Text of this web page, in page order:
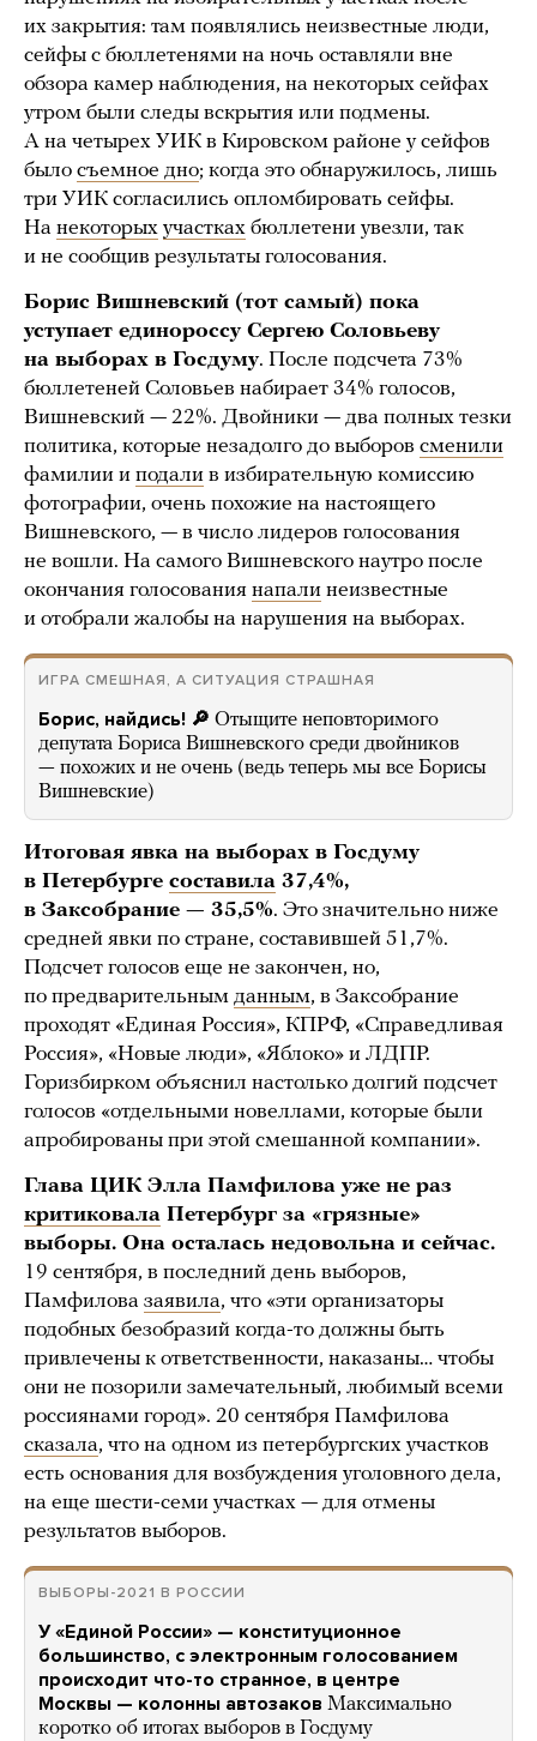
их закрытия: там появлялись неизвестные люди,
сейфы с бюллетенями на ночь оставляли вне
обзора камер наблюдения, на некоторых сейфах
утром были следы вскрытия или подмены.
А на четырех УИК в Кировском районе у сейфов
было съемное дно; когда это обнаружилось, лишь
три УИК согласились опломбировать сейфы.
На некоторых участках бюллетени увезли, так
и не сообщив результаты голосования.
Борис Вишневский (тот самый) пока
уступает единороссу Сергею Соловьеву
на выборах в Госдуму. После подсчета 73%
бюллетеней Соловьев набирает 34% голосов,
Вишневский — 22%. Двойники — два полных тезки
политика, которые незадолго до выборов сменили
фамилии и подали в избирательную комиссию
фотографии, очень похожие на настоящего
Вишневского, — в число лидеров голосования
не вошли. На самого Вишневского наутро после
окончания голосования напали неизвестные
и отобрали жалобы на нарушения на выборах.
ИГРА СМЕШНАЯ, А СИТУАЦИЯ СТРАШНАЯ
Борис, найдись! 🔎 Отыщите неповторимого
депутата Бориса Вишневского среди двойников
— похожих и не очень (ведь теперь мы все Борисы
Вишневские)
Итоговая явка на выборах в Госдуму
в Петербурге составила 37,4%,
в Заксобрание — 35,5%. Это значительно ниже
средней явки по стране, составившей 51,7%.
Подсчет голосов еще не закончен, но,
по предварительным данным, в Заксобрание
проходят «Единая Россия», КПРФ, «Справедливая
Россия», «Новые люди», «Яблоко» и ЛДПР.
Горизбирком объяснил настолько долгий подсчет
голосов «отдельными новеллами, которые были
апробированы при этой смешанной компании».
Глава ЦИК Элла Памфилова уже не раз
критиковала Петербург за «грязные»
выборы. Она осталась недовольна и сейчас.
19 сентября, в последний день выборов,
Памфилова заявила, что «эти организаторы
подобных безобразий когда-то должны быть
привлечены к ответственности, наказаны… чтобы
они не позорили замечательный, любимый всеми
россиянами город». 20 сентября Памфилова
сказала, что на одном из петербургских участков
есть основания для возбуждения уголовного дела,
на еще шести-семи участках — для отмены
результатов выборов.
ВЫБОРЫ-2021 В РОССИИ
У «Единой России» — конституционное
большинство, с электронным голосованием
происходит что-то странное, в центре
Москвы — колонны автозаков Максимально
коротко об итогах выборов в Госдуму